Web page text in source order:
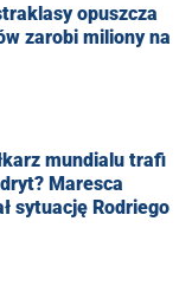
opuszcza
zarobi miliony na
mundialu trafi
Maresca
sytuację Rodriego